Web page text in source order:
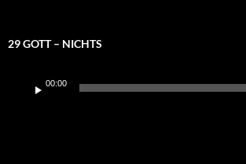
29 GOTT – NICHTS
Player
00:00